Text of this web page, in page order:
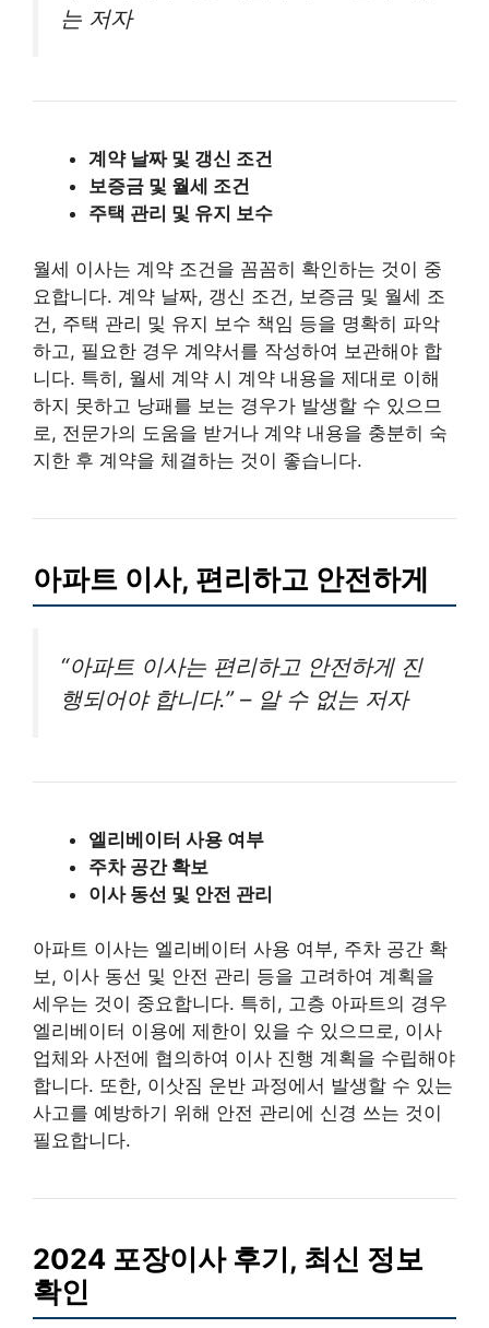
는 저자
계약 날짜 및 갱신 조건
보증금 및 월세 조건
주택 관리 및 유지 보수
월세 이사는 계약 조건을 꼼꼼히 확인하는 것이 중
요합니다. 계약 날짜, 갱신 조건, 보증금 및 월세 조
건, 주택 관리 및 유지 보수 책임 등을 명확히 파악
하고, 필요한 경우 계약서를 작성하여 보관해야 합
니다. 특히, 월세 계약 시 계약 내용을 제대로 이해
하지 못하고 낭패를 보는 경우가 발생할 수 있으므
로, 전문가의 도움을 받거나 계약 내용을 충분히 숙
지한 후 계약을 체결하는 것이 좋습니다.
아파트 이사, 편리하고 안전하게
“아파트 이사는 편리하고 안전하게 진
행되어야 합니다.” – 알 수 없는 저자
엘리베이터 사용 여부
주차 공간 확보
이사 동선 및 안전 관리
아파트 이사는 엘리베이터 사용 여부, 주차 공간 확
보, 이사 동선 및 안전 관리 등을 고려하여 계획을
세우는 것이 중요합니다. 특히, 고층 아파트의 경우
엘리베이터 이용에 제한이 있을 수 있으므로, 이사
업체와 사전에 협의하여 이사 진행 계획을 수립해야
합니다. 또한, 이삿짐 운반 과정에서 발생할 수 있는
사고를 예방하기 위해 안전 관리에 신경 쓰는 것이
필요합니다.
2024 포장이사 후기, 최신 정보
확인